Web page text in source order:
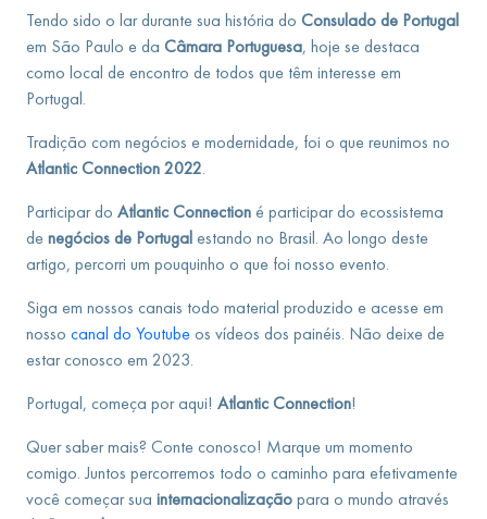
Tendo sido o lar durante sua história do Consulado de Portugal
em São Paulo e da Câmara Portuguesa, hoje se destaca
como local de encontro de todos que têm interesse em
Portugal.
Tradição com negócios e modernidade, foi o que reunimos no
Atlantic Connection 2022.
Participar do Atlantic Connection é participar do ecossistema
de negócios de Portugal estando no Brasil. Ao longo deste
artigo, percorri um pouquinho o que foi nosso evento.
Siga em nossos canais todo material produzido e acesse em
nosso canal do Youtube os vídeos dos painéis. Não deixe de
estar conosco em 2023.
Portugal, começa por aqui! Atlantic Connection!
Quer saber mais? Conte conosco! Marque um momento
comigo. Juntos percorremos todo o caminho para efetivamente
você começar sua internacionalização para o mundo através